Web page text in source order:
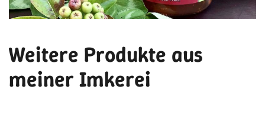
Weitere Produkte aus
meiner Imkerei